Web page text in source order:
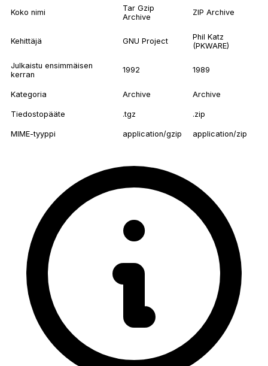
Koko nimi
Tar Gzip
Archive
ZIP Archive
Kehittäjä GNU Project
Phil Katz
(PKWARE)
Julkaistu ensimmäisen
kerran
1992 1989
Kategoria Archive Archive
Tiedostopääte .tgz .zip
MIME-tyyppi application/gzip application/zip